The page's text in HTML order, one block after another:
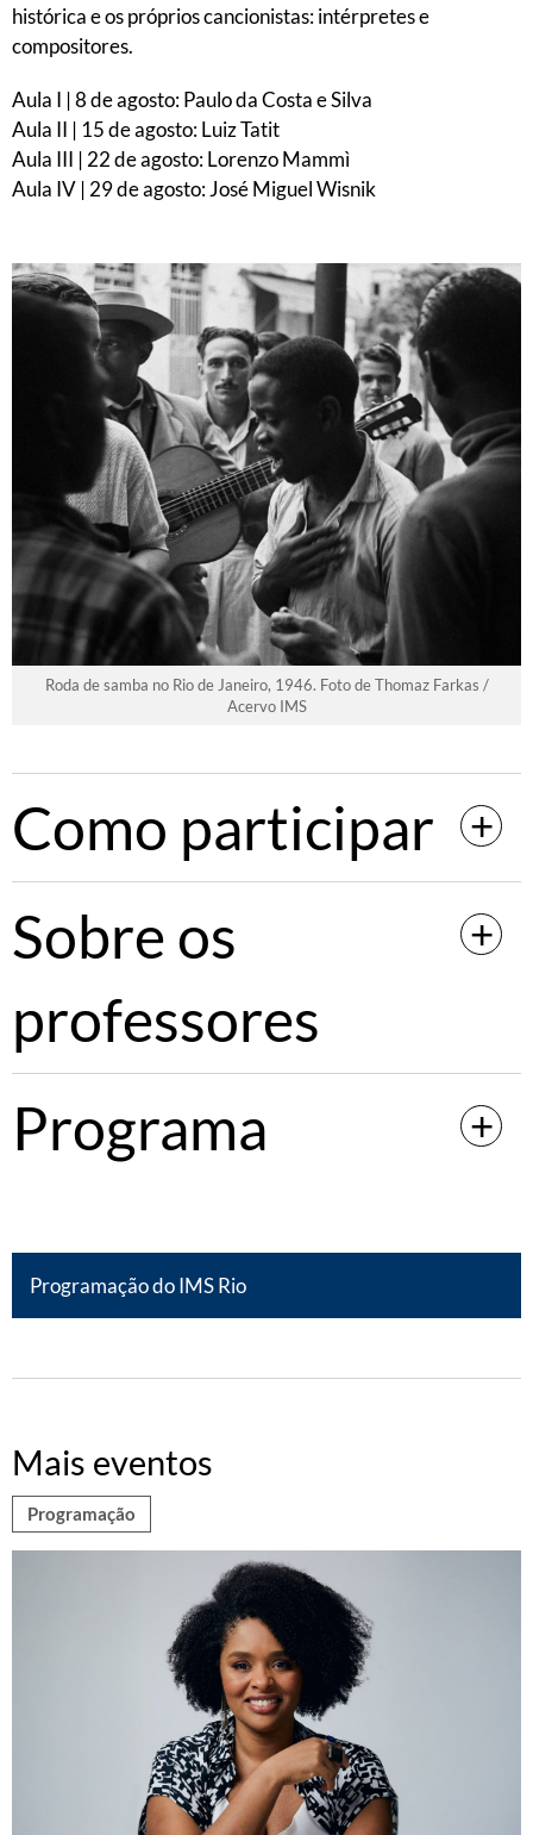
histórica e os próprios cancionistas: intérpretes e
compositores.
Aula I | 8 de agosto: Paulo da Costa e Silva
Aula II | 15 de agosto: Luiz Tatit
Aula III | 22 de agosto: Lorenzo Mammì
Aula IV | 29 de agosto: José Miguel Wisnik
Roda de samba no Rio de Janeiro, 1946. Foto de Thomaz Farkas /
Acervo IMS
Como participar
Sobre os
professores
Programa
Programação do IMS Rio
Mais eventos
Programação